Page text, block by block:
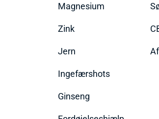
Magnesium
Zink
Jern
Ingefærshots
Ginseng